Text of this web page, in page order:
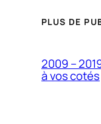
PLUS DE
2009 –
à vos cotés